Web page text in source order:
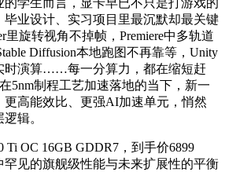
学生而言，显卡早已不只是打游戏的
业设计、实习项目里最沉默却最关键
里旋转视角不掉帧，Premiere中多轨道
Diffusion本地跑图不再靠等，Unity
时演算……每一分算力，都在缩短赶
5nm制程工艺加速落地的当下，新一
高能效比、更强AI加速单元，悄然
辑。
Ti OC 16GB GDDR7，到手价6899
罕见的旗舰级性能与未来扩展性的平衡